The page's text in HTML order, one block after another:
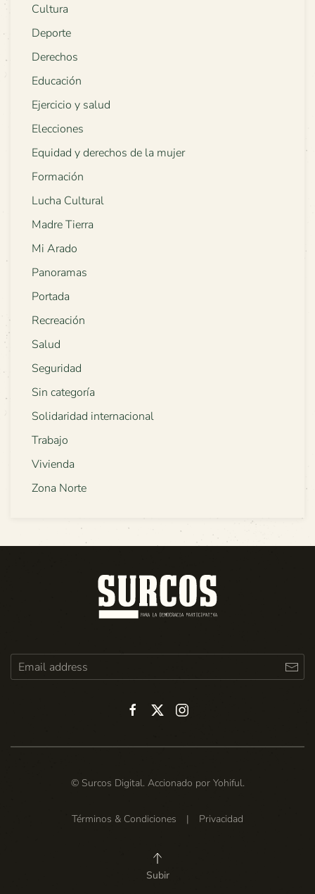
Cultura
Deporte
Derechos
Educación
Ejercicio y salud
Elecciones
Equidad y derechos de la mujer
Formación
Lucha Cultural
Madre Tierra
Mi Arado
Panoramas
Portada
Recreación
Salud
Seguridad
Sin categoría
Solidaridad internacional
Trabajo
Vivienda
Zona Norte
© Surcos Digital. Accionado por Yohiful.
Términos & Condiciones | Privacidad
Subir